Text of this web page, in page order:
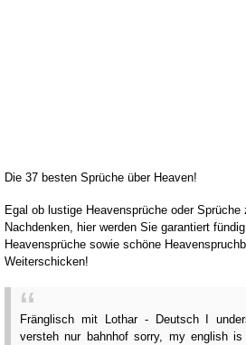
Die 37 besten Sprüche über Heaven!
Egal ob lustige Heavensprüche oder
Nachdenken, hier werden Sie garantiert
Heavensprüche sowie schöne
Weiterschicken!
Fränglisch mit Lothar - Deutsch I
versteh nur bahnhof sorry, my english is